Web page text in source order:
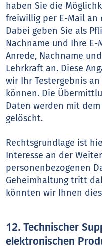
haben Sie die
freiwillig per E-Mail an
Dabei geben Sie als
Nachname und Ihre E-
Anrede, Nachname
Lehrkraft an. Diese
wir Ihr Testergebnis
können. Die
Daten werden mit
gelöscht.
Rechtsgrundlage ist
Interesse an der
personenbezogenen
Geheimhaltung tritt
könnten wir Ihnen
12. Technischer
elektronischen